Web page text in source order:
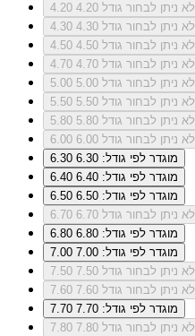
4.20
לא ניתן לבחור גודל 4.20
4.30
לא ניתן לבחור גודל 4.30
4.50
לא ניתן לבחור גודל 4.50
4.70
לא ניתן לבחור גודל 4.70
5.00
לא ניתן לבחור גודל 5.00
5.50
לא ניתן לבחור גודל 5.50
5.80
לא ניתן לבחור גודל 5.80
6.00
לא ניתן לבחור גודל 6.00
6.30
מוגדר לפי גודל: 6.30
6.40
מוגדר לפי גודל: 6.40
6.50
מוגדר לפי גודל: 6.50
6.70
לא ניתן לבחור גודל 6.70
6.80
מוגדר לפי גודל: 6.80
7.00
מוגדר לפי גודל: 7.00
7.50
לא ניתן לבחור גודל 7.50
7.60
לא ניתן לבחור גודל 7.60
7.70
מוגדר לפי גודל: 7.70
7.80
לא ניתן לבחור גודל 7.80